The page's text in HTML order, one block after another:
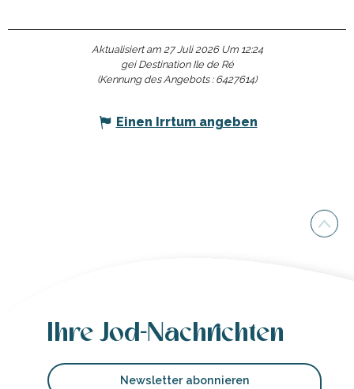
Aktualisiert am 27 Juli 2026 Um 12:24
gei Destination Ile de Ré
(Kennung des Angebots : 6427614)
Einen Irrtum angeben
Ihre Jod-Nachrichten
Newsletter abonnieren